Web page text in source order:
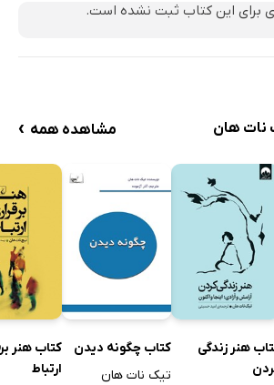
برای این کتاب ثبت نشده است.
نات هان مشاهده همه ›
هنر زندگی
کتاب چگونه دیدن
تیک نات هان
کتاب هنر
ارتباط